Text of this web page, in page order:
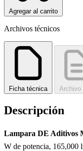
Agregar al carrito
Archivos técnicos
Ficha técnica Archivo
Descripción
Lampara DE Aditivos
W de potencia, 165,000